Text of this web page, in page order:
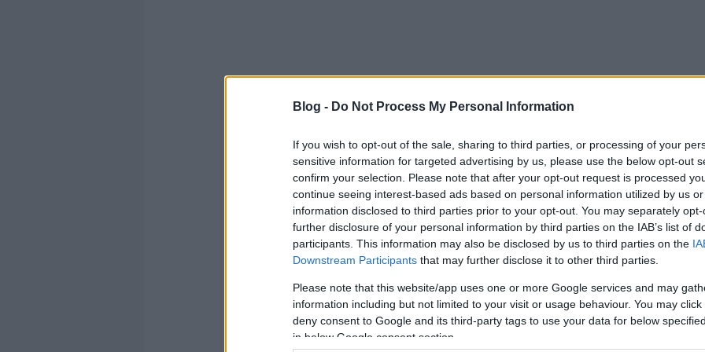
Blog - Do Not Process My Personal Information
If you wish to opt-out of the sale, sharing to third parties, or processing of your
sensitive information for targeted advertising by us, please use the below opt-out
confirm your selection. Please note that after your opt-out request is processed
continue seeing interest-based ads based on personal information utilized by us
information disclosed to third parties prior to your opt-out. You may separately
further disclosure of your personal information by third parties on the IAB’s list of
participants. This information may also be disclosed by us to third parties on the
Downstream Participants that may further disclose it to other third parties.
Please note that this website/app uses one or more Google services and may
information including but not limited to your visit or usage behaviour. You may
deny consent to Google and its third-party tags to use your data for below
in below Google consent section.
medencét is kapott. Amúgy a főfődíjat aSzertárblognyerte. Ez tehát az